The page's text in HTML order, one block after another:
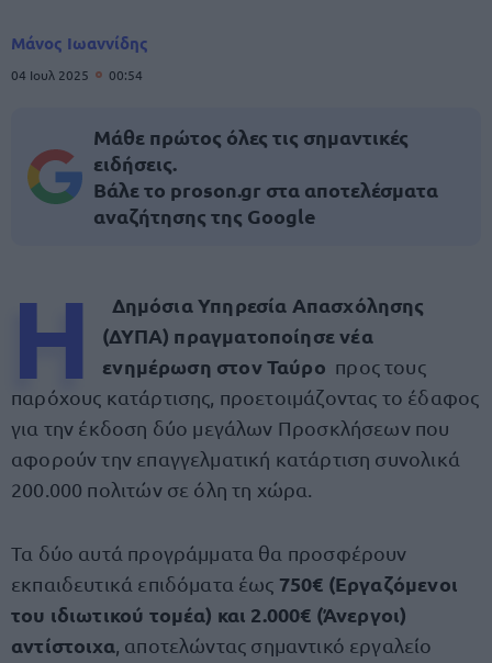
Μάνος Ιωαννίδης
04 Ιουλ 2025 00:54
Μάθε πρώτος όλες τις σημαντικές
ειδήσεις.
Βάλε το proson.gr στα αποτελέσματα
αναζήτησης της Google
Η
Δημόσια Υπηρεσία Απασχόλησης
(ΔΥΠΑ) πραγματοποίησε νέα
ενημέρωση στον Ταύρο προς τους
παρόχους κατάρτισης, προετοιμάζοντας το έδαφος
για την έκδοση δύο μεγάλων Προσκλήσεων που
αφορούν την επαγγελματική κατάρτιση συνολικά
200.000 πολιτών σε όλη τη χώρα.
Τα δύο αυτά προγράμματα θα προσφέρουν
εκπαιδευτικά επιδόματα έως 750€ (Εργαζόμενοι
του ιδιωτικού τομέα) και 2.000€ (Άνεργοι)
αντίστοιχα , αποτελώντας σημαντικό εργαλείο